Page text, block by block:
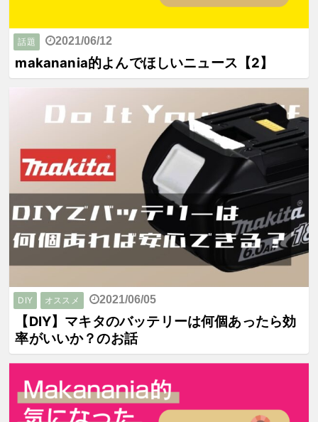
話題 2021/06/12
makanania的よんでほしいニュース【2】
DIY オススメ 2021/06/05
【DIY】マキタのバッテリーは何個あったら効
率がいいか？のお話